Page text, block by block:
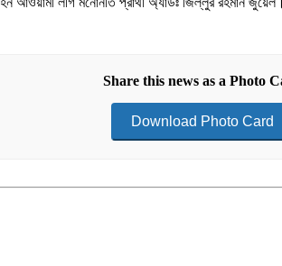
Share this news as a Photo
Download Photo Card